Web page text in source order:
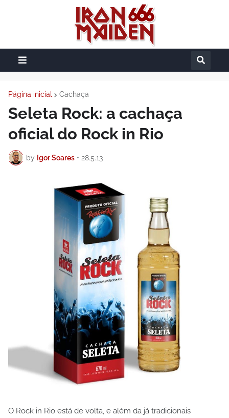
Página inicial Cachaça
Seleta Rock: a cachaça
oficial do Rock in Rio
by Igor Soares • 28.5.13
O Rock in Rio está de volta, e além da já tradicionais